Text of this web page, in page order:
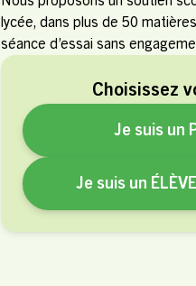
lycée, dans plus de 50
séance d’essai sans
Choisissez
Je suis un
Je suis un